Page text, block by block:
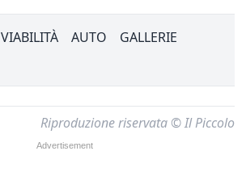
VIABILITÀ AUTO
GALLERIE
Riproduzione riservata © Il Piccolo